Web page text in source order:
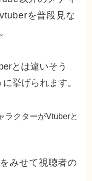
を普段見な
とは違いそう
挙げられます。
ラクターがVtuberと
みせて視聴者の